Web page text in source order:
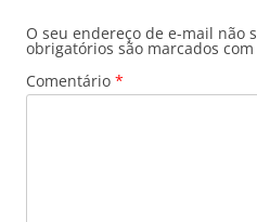
O seu endereço de e-mail não
obrigatórios são marcados com
Comentário *